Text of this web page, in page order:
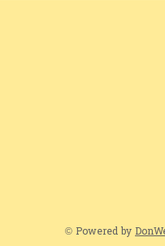
© Powered by